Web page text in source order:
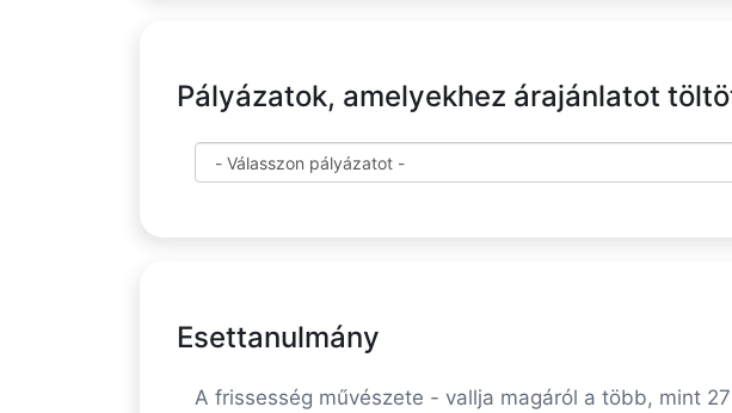
Pályázatok, amelyekhez árajánlatot
Esettanulmány
A frissesség művészete - vallja magáról a több, mint